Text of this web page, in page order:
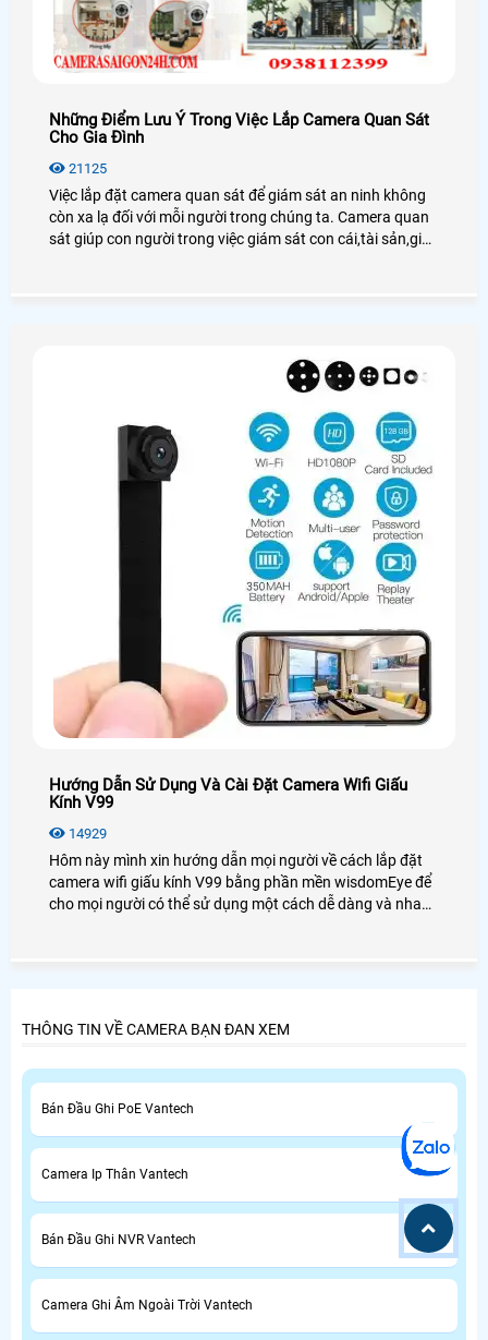
Những Điểm Lưu Ý Trong Việc Lắp Camera Quan Sát
Cho Gia Đình
21125
Việc lắp đặt camera quan sát để giám sát an ninh không
còn xa lạ đối với mỗi người trong chúng ta. Camera quan
sát giúp con người trong việc giám sát con cái,tài sản,giúp
Hướng Dẫn Sử Dụng Và Cài Đặt Camera Wifi Giấu
Kính V99
14929
Hôm này mình xin hướng dẫn mọi người về cách lắp đặt
camera wifi giấu kính V99 bằng phần mền wisdomEye để
cho mọi người có thể sử dụng một cách dễ dàng và nhanh
THÔNG TIN VỀ CAMERA BẠN ĐAN XEM
Bán Đầu Ghi PoE Vantech
Camera Ip Thân Vantech
Bán Đầu Ghi NVR Vantech
Camera Ghi Âm Ngoài Trời Vantech